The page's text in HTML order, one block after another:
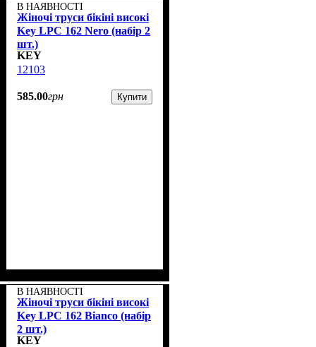
В НАЯВНОСТІ
Жіночі труси бікіні високі
Key LPC 162 Nero (набір 2
шт.)
KEY
12103
585.00грн Купити
В НАЯВНОСТІ
Жіночі труси бікіні високі
Key LPC 162 Bianco (набір
2 шт.)
KEY